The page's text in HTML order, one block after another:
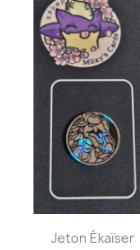
Aperçu
Jeton Ékaïser